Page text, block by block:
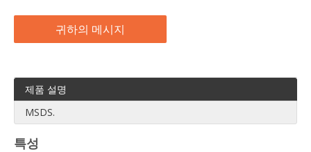
귀하의 메시지
제품 설명
MSDS.
특성